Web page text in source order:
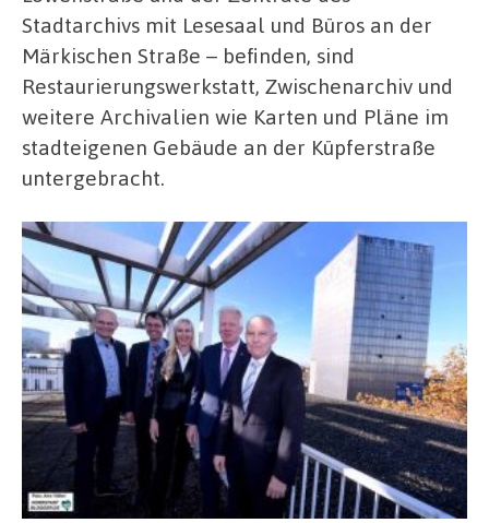
Stadtarchivs mit Lesesaal und Büros an der
Märkischen Straße – befinden, sind
Restaurierungswerkstatt, Zwischenarchiv und
weitere Archivalien wie Karten und Pläne im
stadteigenen Gebäude an der Küpferstraße
untergebracht.